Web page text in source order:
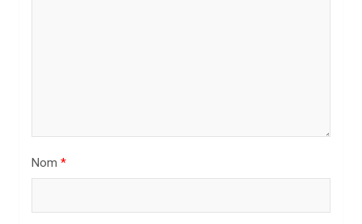
Nom *